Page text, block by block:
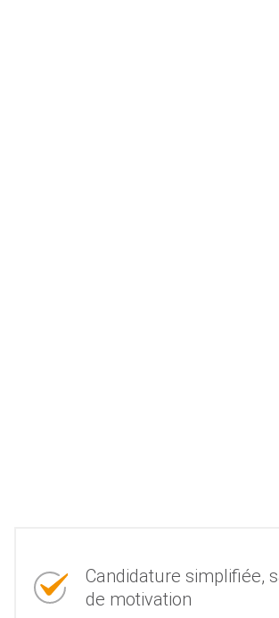
Candidature simplifiée,
de motivation